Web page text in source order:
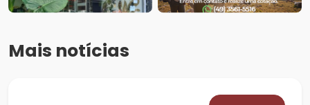
Mais notícias